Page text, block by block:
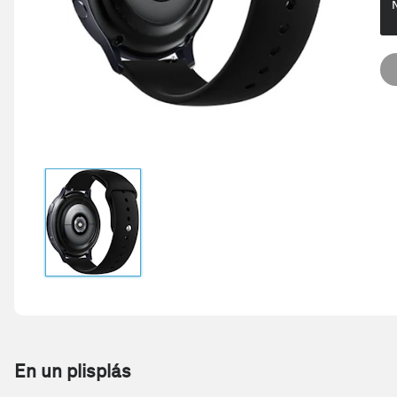
En un plisplás